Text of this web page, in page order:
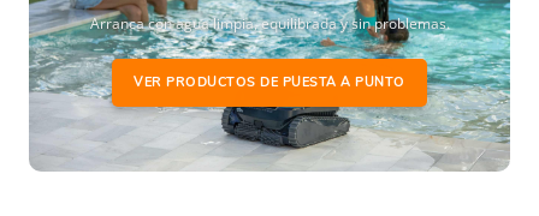
Arranca con agua limpia, equilibrada y sin problemas.
VER PRODUCTOS DE PUESTA A PUNTO